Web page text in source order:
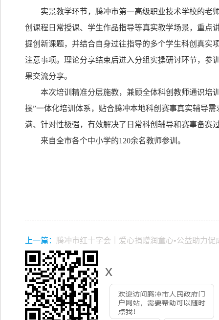
x
实景教学环节，腾冲市第一高级职业技术学校的老
创课程日常授课、学生作品指导等真实教学场景，重点
掘创新课题，并结合自身过往指导的多个学生科创真实
注意事项。理论分享结束后进入分组实操研讨环节，参
果交流分享。
本次培训精准分层施教，兼顾全体科创教师通识培
操”一体化培训体系，贴合腾冲本地科创赛事真实辅导
满、针对性极强，有效解决了日常科创辅导和赛事备赛
来自全市各个中小学的120余名教师参训。
上一篇： 腾冲市红十字会｜爱心捐赠润童心•公益助力促